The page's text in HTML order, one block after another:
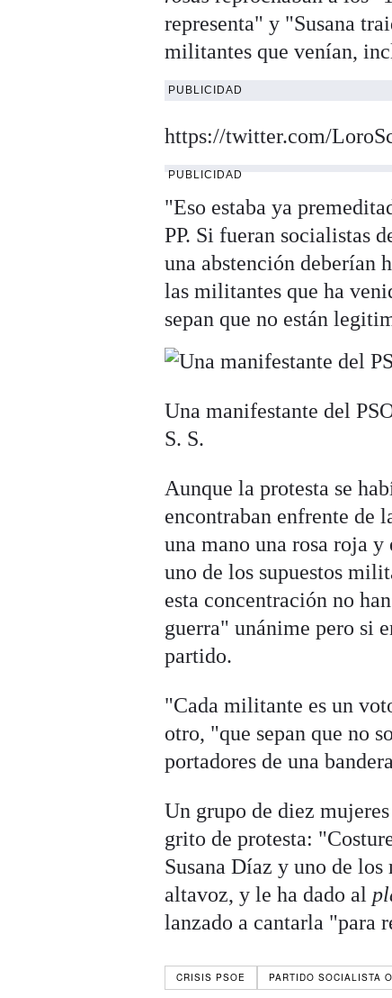
representa" y "Susana
militantes que venían,
PUBLICIDAD
https://twitter.com/
PUBLICIDAD
"Eso estaba ya
PP. Si fueran socialistas
una abstención deberían
las militantes que ha
sepan que no están
Una manifestante del
S. S.
Aunque la protesta se
encontraban enfrente de
una mano una rosa roja
uno de los supuestos
esta concentración no
guerra" unánime pero si
partido.
"Cada militante es un
otro, "que sepan que no
portadores de una
Un grupo de diez
grito de protesta:
Susana Díaz y uno de
altavoz, y le ha dado al
lanzado a cantarla "para
CRISIS PSOE PARTIDO SOCIALISTA